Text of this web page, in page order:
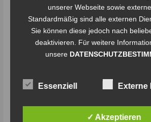
Dorf.Zukunft.Digitalunserer Webseite sowie
Standardmäßig sind alle externen
Sie können diese jedoch nach
deaktivieren. Für weitere
unsere
Essenziell Externe
✓ Akzeptieren